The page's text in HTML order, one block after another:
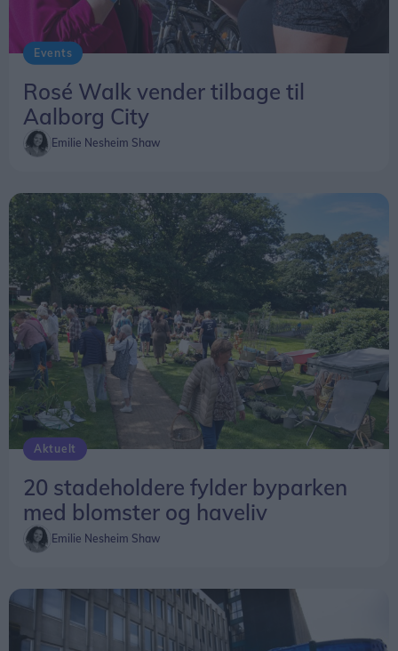
findesher
Events
Rosé Walk vender tilbage til
Aalborg City
Emilie Nesheim Shaw
Aktuelt
20 stadeholdere fylder byparken
med blomster og haveliv
Emilie Nesheim Shaw